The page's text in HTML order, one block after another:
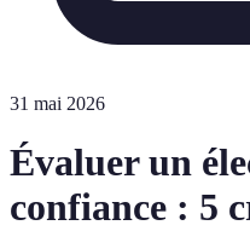
31 mai 2026
Évaluer un
confiance : 5